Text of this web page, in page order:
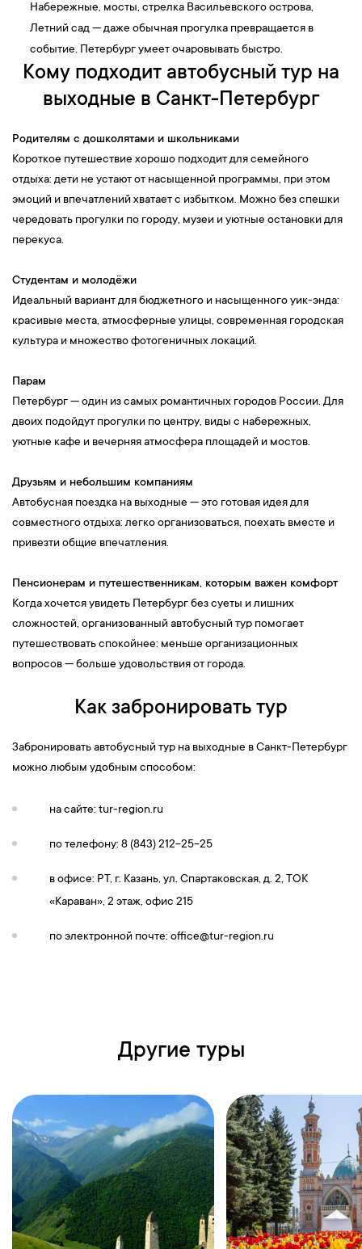
Набережные, мосты, стрелка Васильевского острова,
Летний сад — даже обычная прогулка превращается в
событие. Петербург умеет очаровывать быстро.
Кому подходит автобусный тур на
выходные в Санкт-Петербург
Родителям с дошколятами и школьниками
Короткое путешествие хорошо подходит для семейного
отдыха: дети не устают от насыщенной программы, при этом
эмоций и впечатлений хватает с избытком. Можно без спешки
чередовать прогулки по городу, музеи и уютные остановки для
перекуса.
Студентам и молодёжи
Идеальный вариант для бюджетного и насыщенного уик-энда:
красивые места, атмосферные улицы, современная городская
культура и множество фотогеничных локаций.
Парам
Петербург — один из самых романтичных городов России. Для
двоих подойдут прогулки по центру, виды с набережных,
уютные кафе и вечерняя атмосфера площадей и мостов.
Друзьям и небольшим компаниям
Автобусная поездка на выходные — это готовая идея для
совместного отдыха: легко организоваться, поехать вместе и
привезти общие впечатления.
Пенсионерам и путешественникам, которым важен комфорт
Когда хочется увидеть Петербург без суеты и лишних
сложностей, организованный автобусный тур помогает
путешествовать спокойнее: меньше организационных
вопросов — больше удовольствия от города.
Как забронировать тур
Забронировать автобусный тур на выходные в Санкт-Петербург
можно любым удобным способом:
на сайте: tur-region.ru
по телефону: 8 (843) 212-25-25
в офисе: РТ, г. Казань, ул. Спартаковская, д. 2, ТОК
«Караван», 2 этаж, офис 215
по электронной почте: office@tur-region.ru
Другие туры